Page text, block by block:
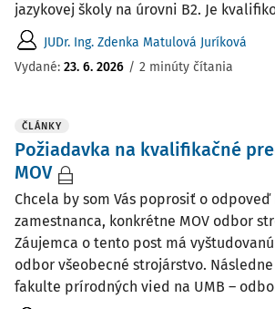
jazykovej školy na úrovni B2. Je
JUDr. Ing. Zdenka Matulová Juríková
Vydané: 23. 6. 2026 / 2 minúty čítania
ČLÁNKY
Požiadavka na kvalifikačné
MOV
Chcela by som Vás poprosiť o
zamestnanca, konkrétne MOV odbor
Záujemca o tento post má
odbor všeobecné strojárstvo. Následne
fakulte prírodných vied na UMB –